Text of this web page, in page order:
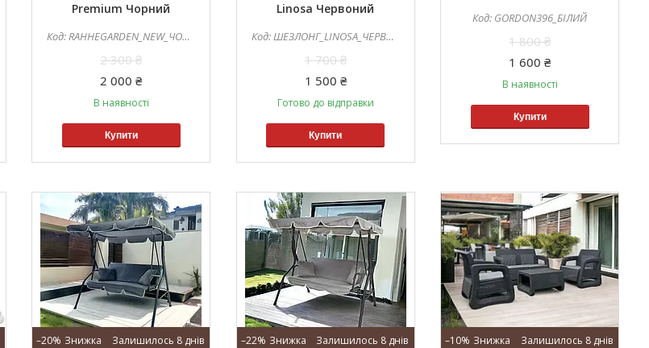
Premium Чорний
RAHHEGARDEN_NEW_ЧОРНИЙ
2 300 ₴
2 000 ₴
В наявності
Купити
Linosa Червоний
ШЕЗЛОНГ_LINOSA_ЧЕРВОНИЙ
1 700 ₴
1 500 ₴
Готово до відправки
Купити
GORDON396_БІЛИЙ
1 800 ₴
1 600 ₴
В наявності
Купити
–20% Залишилось 8 днів –22% Залишилось 8 днів –10% Залишилось 8 днів